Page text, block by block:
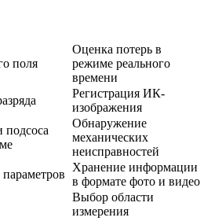
поля
Оценка потерь в
режиме реального
времени
Регистрация ИК-
изображения
подсоса
Обнаружение
механических
неисправностей
Хранение информации
в формате фото и видео
Выбор области
измерения